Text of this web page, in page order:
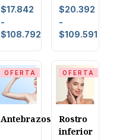
$17.842
-
$108.792
$20.392
-
$109.591
OFERTA
Antebrazos
OFERTA
Rostro
inferior